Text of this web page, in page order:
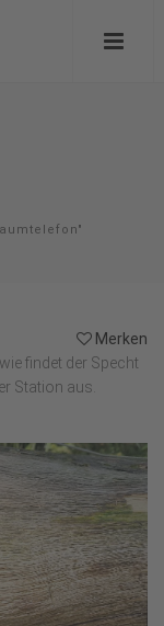
Merken
findet der Specht
Station aus.